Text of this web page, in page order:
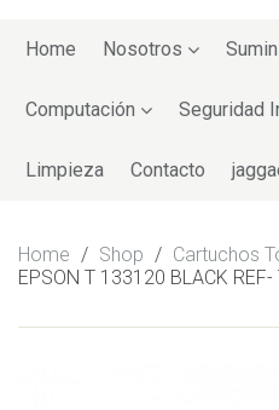
toHome Nosotros
Computación Seguridad
Limpieza Contacto
Home / Shop / Cartuchos
EPSON T 133120 BLACK